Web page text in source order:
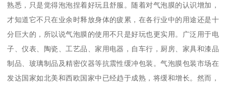
熟悉，只是觉得泡泡捏着好玩且舒服。随着对气泡膜的认识增加，
才知道它不只在业余时释放身体的疲累，在各行业中的用途还是十
分巨大的，所以说气泡膜的使用不只是好玩也更实用。广泛用于电
子、仪表、陶瓷、工艺品、家用电器，自车行，厨房、家具和漆品
制品、玻璃制品及精密仪器等抗震性缓冲包装。气泡膜包装市场在
发达国家如北美和西欧国家中已经趋于成熟，将缓和增长。然而，